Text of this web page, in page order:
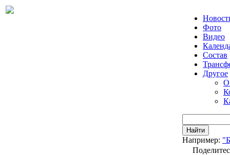
Фото
Видео
Состав
Другое
О
Найти
Например: